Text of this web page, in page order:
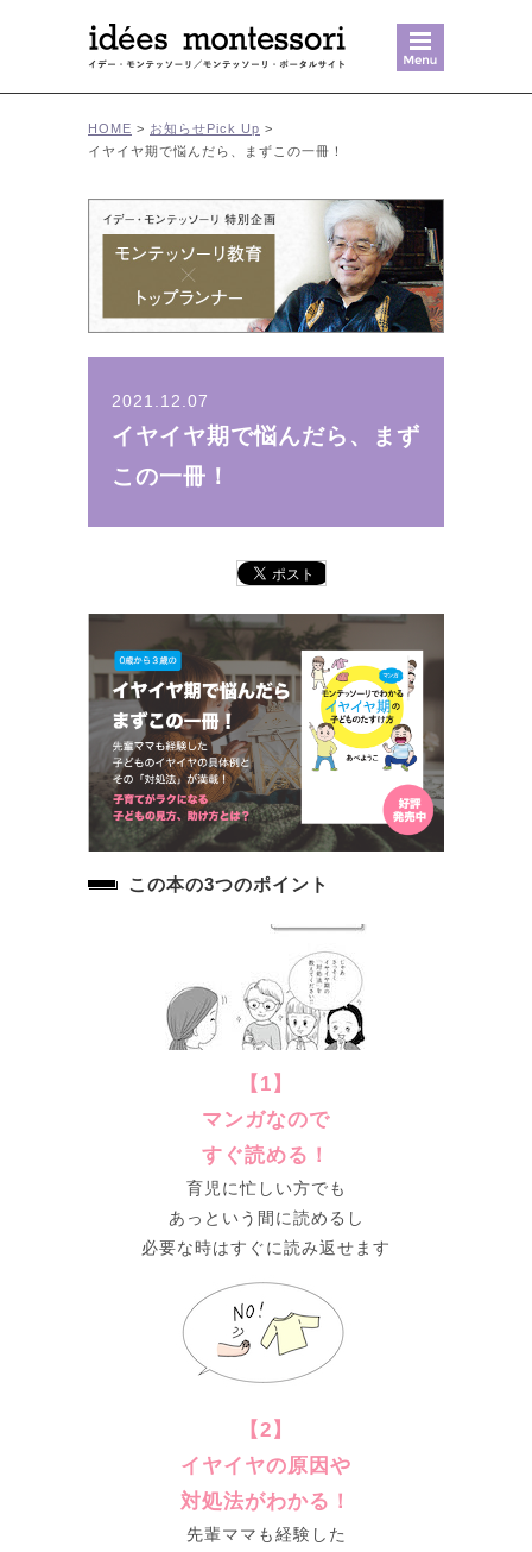
HOME > お知らせPick Up >
イヤイヤ期で悩んだら、まずこの一冊！
2021.12.07
イヤイヤ期で悩んだら、まず
この一冊！
この本の3つのポイント
【1】
マンガなので
すぐ読める！
育児に忙しい方でも
あっという間に読めるし
必要な時はすぐに読み返せます​
【2】
イヤイヤの原因や
対処法がわかる！
先輩ママも経験した